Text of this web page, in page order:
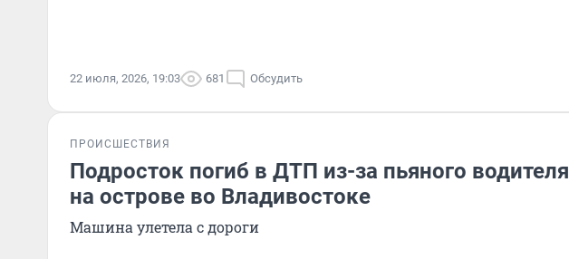
22 июля, 2026, 19:03 681 Обсудить
ПРОИСШЕСТВИЯ
Подросток погиб в ДТП из-за пьяного водителя
на острове во Владивостоке
Машина улетела с дороги